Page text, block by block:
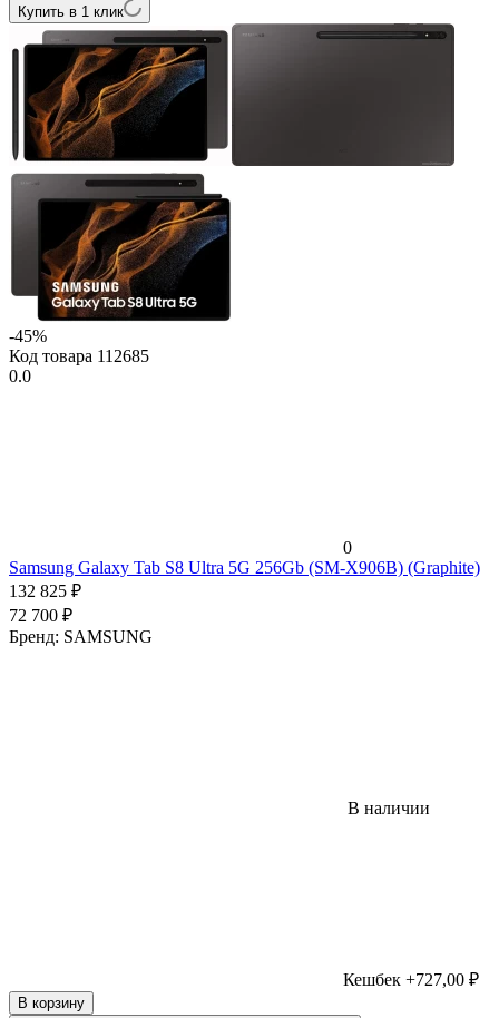
Купить в 1 клик
-45%
Код товара 112685
0.0
0
Samsung Galaxy Tab S8 Ultra 5G 256Gb (SM-X906B) (Graphite)
132 825 ₽
72 700 ₽
Бренд: SAMSUNG
В наличии
Кешбек +727,00 ₽
В корзину